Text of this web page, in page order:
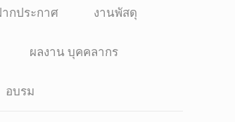
กประกาศ งานพัสดุ
ผลงาน บุคคลากร
อบรม